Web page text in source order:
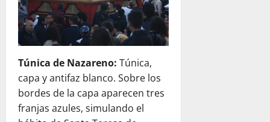
Túnica de Nazareno: Túnica,
capa y antifaz blanco. Sobre los
bordes de la capa aparecen tres
franjas azules, simulando el